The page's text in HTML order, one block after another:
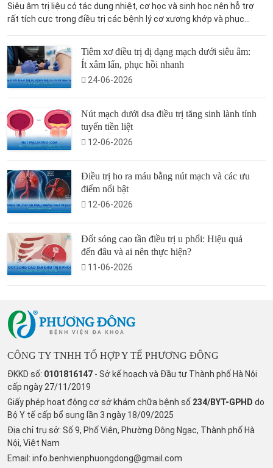
Siêu âm trị liệu có tác dụng nhiệt, cơ học và sinh học nên hỗ trợ
rất tích cực trong điều trị các bệnh lý cơ xương khớp và phục...
Tiêm xơ điều trị dị dạng mạch dưới siêu âm:
Ít xâm lấn, phục hồi nhanh
24-06-2026
Nút mạch dưới dsa điều trị tăng sinh lành tính
tuyến tiền liệt
12-06-2026
Điều trị ho ra máu bằng nút mạch và các ưu
điểm nổi bật
12-06-2026
Đốt sóng cao tần điều trị u phổi: Hiệu quả
đến đâu và ai nên thực hiện?
11-06-2026
CÔNG TY TNHH TỔ HỢP Y TẾ PHƯƠNG ĐÔNG
ĐKKD số: 0101816147 - Sở kế hoạch và Đầu tư Thành phố Hà Nội
cấp ngày 27/11/2019
Giấy phép hoạt động cơ sở khám chữa bệnh số 234/BYT-GPHD do
Bộ Y tế cấp bổ sung lần 3 ngày 18/09/2025
Địa chỉ trụ sở: Số 9, Phố Viên, Phường Đông Ngạc, Thành phố Hà
Nội, Việt Nam
Email: info.benhvienphuongdong@gmail.com